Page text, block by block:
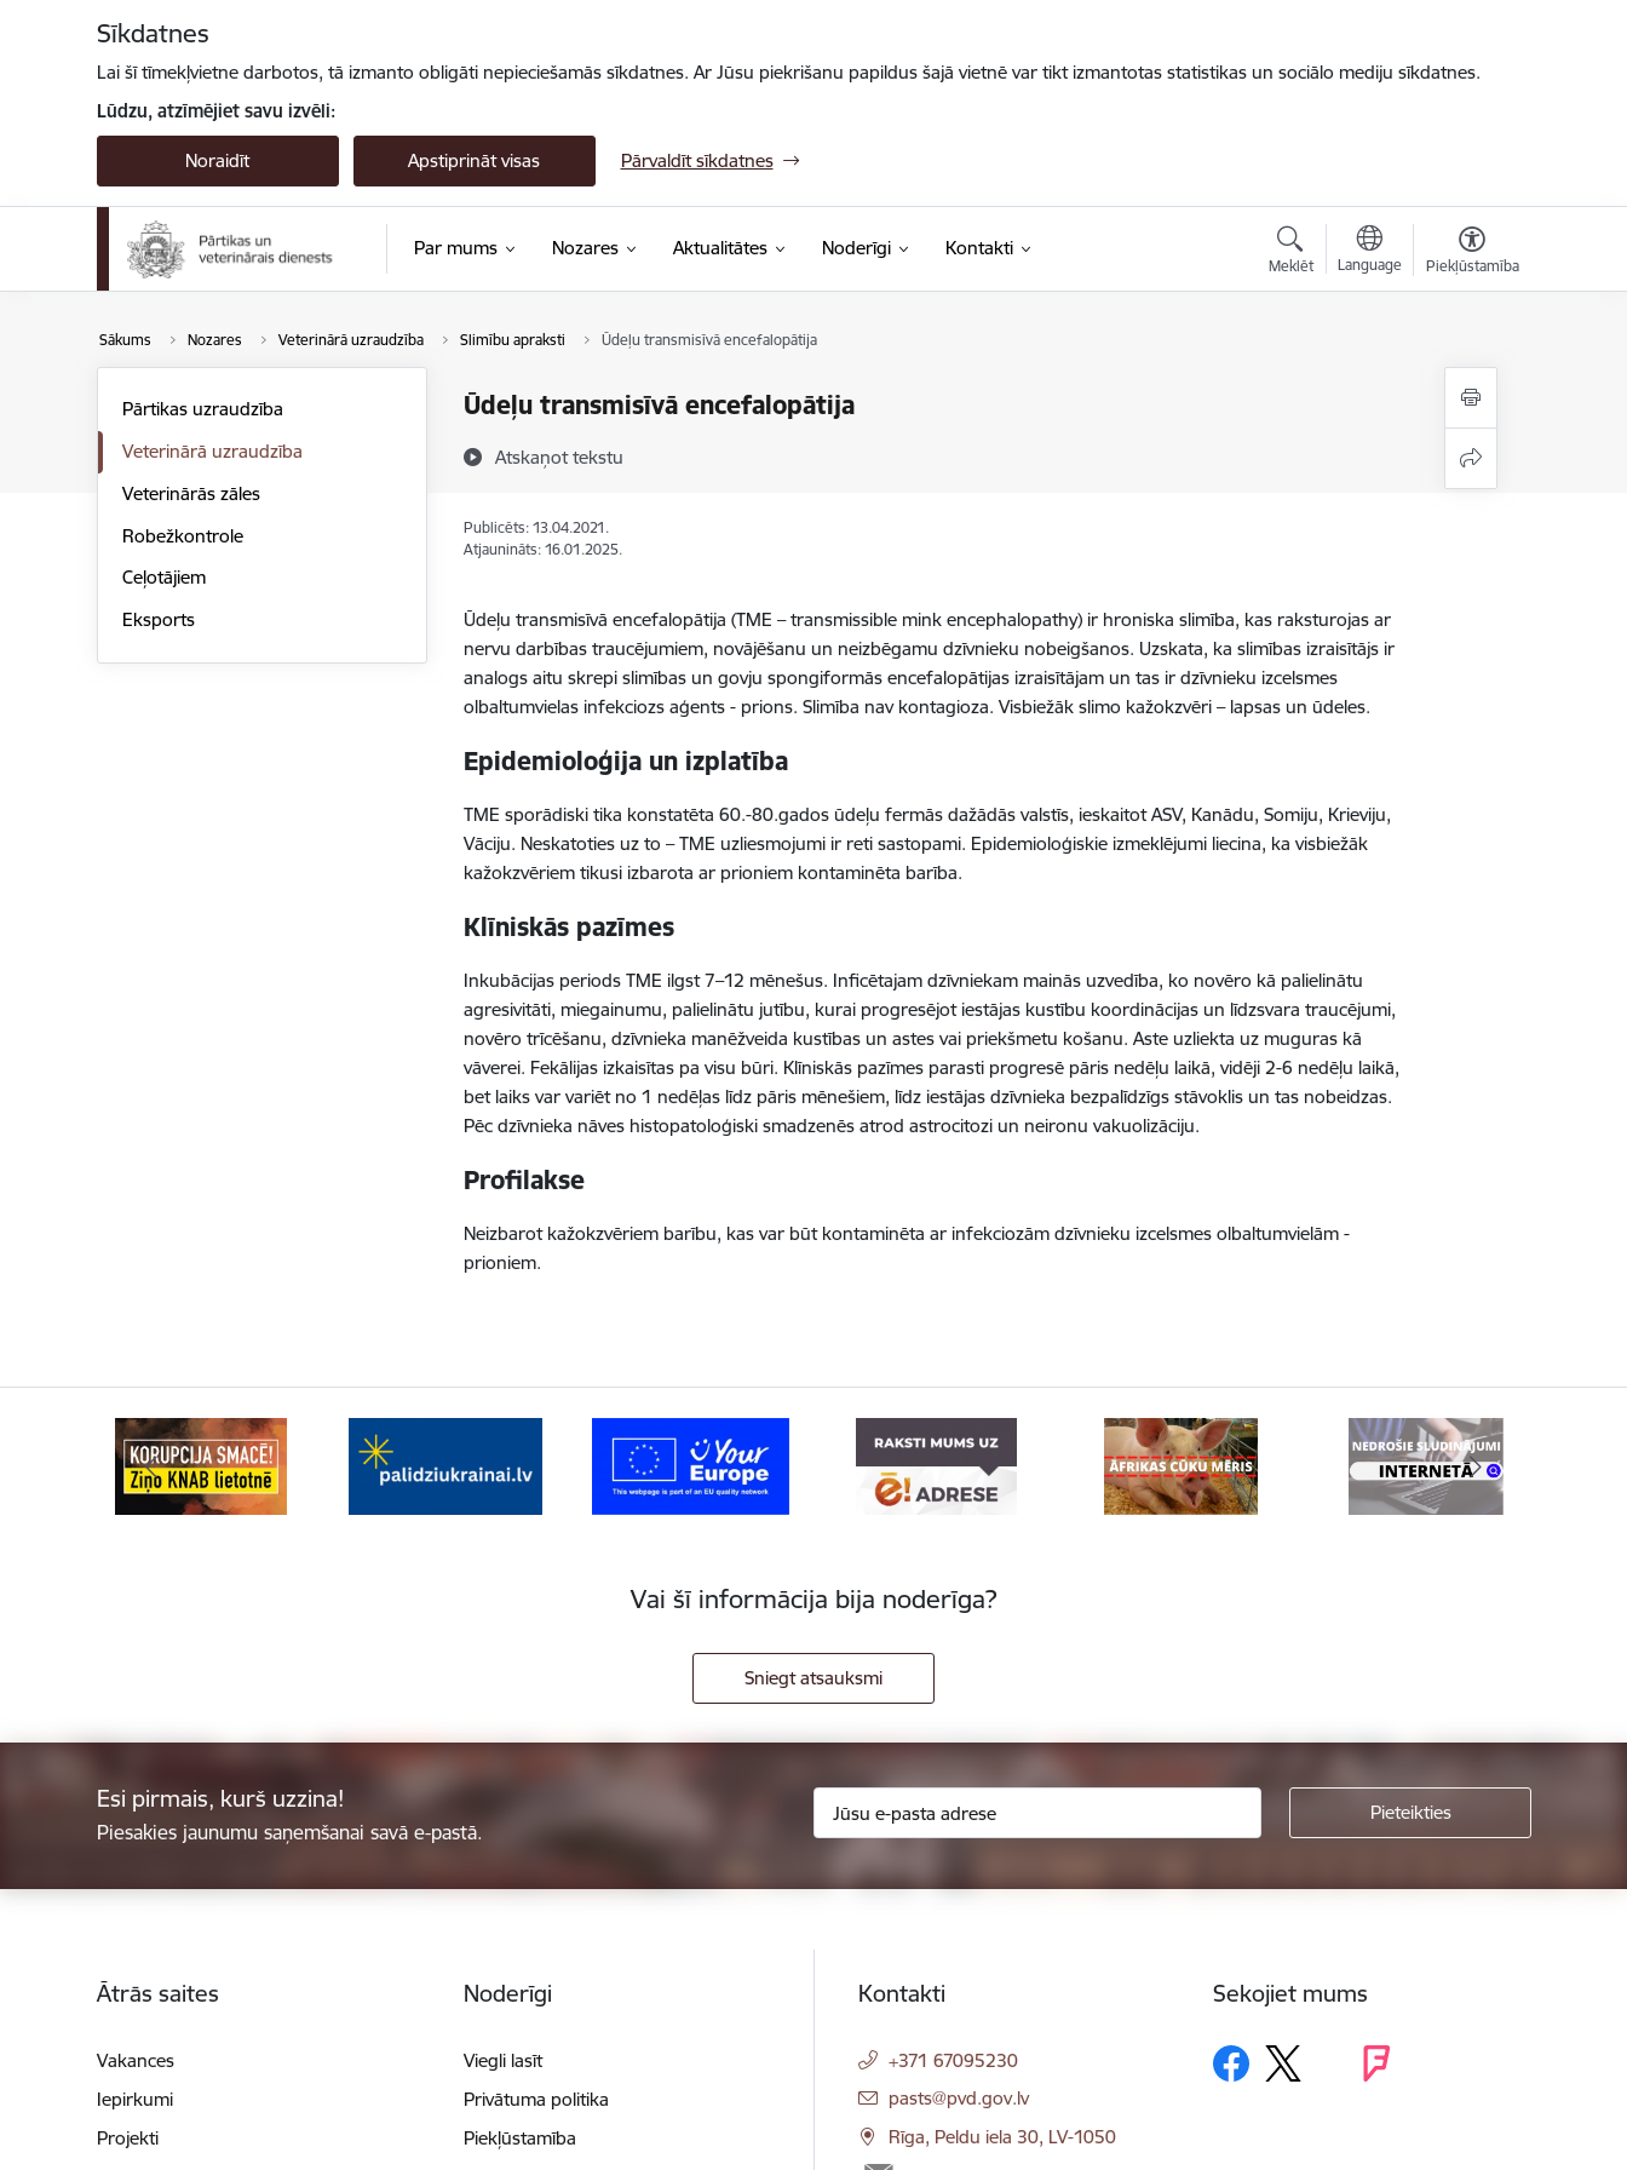
Sīkdatnes
Lai šī tīmekļvietne darbotos, tā izmanto obligāti nepieciešamās sīkdatnes. Ar Jūsu piekrišanu papildus šajā vietnē var tikt izmantotas statistikas un sociālo mediju sīkdatnes.
Lūdzu, atzīmējiet savu izvēli:
Noraidīt Apstiprināt visas Pārvaldīt sīkdatnes
Par mums Nozares Aktualitātes Noderīgi Kontakti
Meklēt Language Piekļūstamība
Sākums Nozares Veterinārā uzraudzība Slimību apraksti Ūdeļu transmisīvā encefalopātija
Ūdeļu transmisīvā encefalopātija
Atskaņot tekstu
Pārtikas uzraudzība
Veterinārā uzraudzība
Veterinārās zāles
Robežkontrole
Ceļotājiem
Eksports
Publicēts: 13.04.2021.
Atjaunināts: 16.01.2025.
Ūdeļu transmisīvā encefalopātija (TME – transmissible mink encephalopathy) ir hroniska slimība, kas raksturojas ar
nervu darbības traucējumiem, novājēšanu un neizbēgamu dzīvnieku nobeigšanos. Uzskata, ka slimības izraisītājs ir
analogs aitu skrepi slimības un govju spongiformās encefalopātijas izraisītājam un tas ir dzīvnieku izcelsmes
olbaltumvielas infekciozs aģents - prions. Slimība nav kontagioza. Visbiežāk slimo kažokzvēri – lapsas un ūdeles.
Epidemioloģija un izplatība
TME sporādiski tika konstatēta 60.-80.gados ūdeļu fermās dažādās valstīs, ieskaitot ASV, Kanādu, Somiju, Krieviju,
Vāciju. Neskatoties uz to – TME uzliesmojumi ir reti sastopami. Epidemioloģiskie izmeklējumi liecina, ka visbiežāk
kažokzvēriem tikusi izbarota ar prioniem kontaminēta barība.
Klīniskās pazīmes
Inkubācijas periods TME ilgst 7–12 mēnešus. Inficētajam dzīvniekam mainās uzvedība, ko novēro kā palielinātu
agresivitāti, miegainumu, palielinātu jutību, kurai progresējot iestājas kustību koordinācijas un līdzsvara traucējumi,
novēro trīcēšanu, dzīvnieka manēžveida kustības un astes vai priekšmetu košanu. Aste uzliekta uz muguras kā
vāverei. Fekālijas izkaisītas pa visu būri. Klīniskās pazīmes parasti progresē pāris nedēļu laikā, vidēji 2-6 nedēļu laikā,
bet laiks var variēt no 1 nedēļas līdz pāris mēnešiem, līdz iestājas dzīvnieka bezpalīdzīgs stāvoklis un tas nobeidzas.
Pēc dzīvnieka nāves histopatoloģiski smadzenēs atrod astrocitozi un neironu vakuolizāciju.
Profilakse
Neizbarot kažokzvēriem barību, kas var būt kontaminēta ar infekciozām dzīvnieku izcelsmes olbaltumvielām -
prioniem.
Vai šī informācija bija noderīga?
Sniegt atsauksmi
Esi pirmais, kurš uzzina!
Piesakies jaunumu saņemšanai savā e-pastā.
Ātrās saites
Vakances
Iepirkumi
Projekti
Noderīgi
Viegli lasīt
Privātuma politika
Piekļūstamība
Kontakti
+371 67095230
E-pasts:
pasts@pvd.gov.lv
Rīga, Peldu iela 30, LV-1050
Sekojiet mums